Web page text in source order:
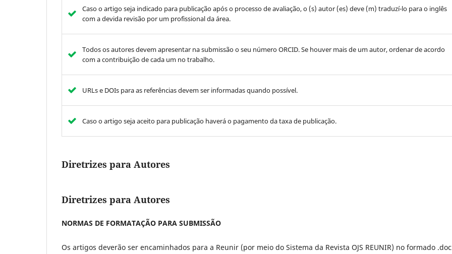
Caso o artigo seja indicado para publicação após o processo de avaliação, o (s) autor (es) deve (m) traduzí-lo para o inglês
com a devida revisão por um profissional da área.
Todos os autores devem apresentar na submissão o seu número ORCID. Se houver mais de um autor, ordenar de acordo
com a contribuição de cada um no trabalho.
URLs e DOIs para as referências devem ser informadas quando possível.
Caso o artigo seja aceito para publicação haverá o pagamento da taxa de publicação.
Diretrizes para Autores
Diretrizes para Autores
NORMAS DE FORMATAÇÃO PARA SUBMISSÃO
Os artigos deverão ser encaminhados para a Reunir (por meio do Sistema da Revista OJS REUNIR) no formado